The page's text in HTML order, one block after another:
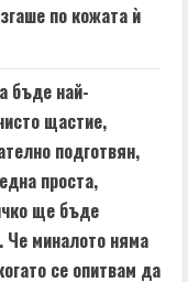
по кожата ѝ
бъде най-
щастие,
подготвян,
проста,
ще бъде
Че миналото няма
се опитвам да